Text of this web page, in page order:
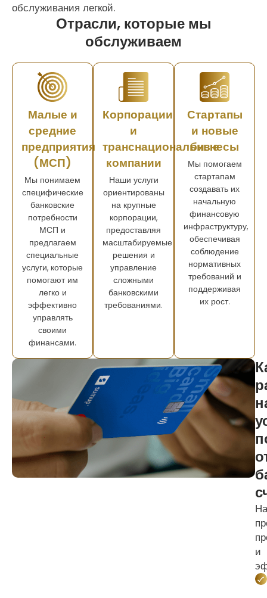
обслуживания легкой.
Отрасли, которые мы
обслуживаем
Малые и
средние
предприятия
(МСП)
Мы понимаем
специфические
банковские
потребности
МСП и
предлагаем
специальные
услуги, которые
помогают им
легко и
эффективно
управлять
своими
финансами.
Корпорации
и
транснациональные
компании
Наши услуги
ориентированы
на крупные
корпорации,
предоставляя
масштабируемые
решения и
управление
сложными
банковскими
требованиями.
Стартапы
и новые
бизнесы
Мы помогаем
стартапам
создавать их
начальную
финансовую
инфраструктуру,
обеспечивая
соблюдение
нормативных
требований и
поддерживая
их рост.
и